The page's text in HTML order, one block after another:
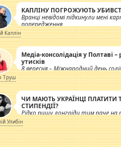
КАПЛІНУ ПОГРОЖУЮТЬ
Вранці невідомі підкинули мені
попередження
Каплін
Медіа-консолідація у Полтаві
утисків
8 вересня – Міжнародний день
журналістів.
Труш
ЧИ МАЮТЬ УКРАЇНЦІ ПЛАТИТИ
СТИПЕНДІЇ?
Рідко пишу лонгріди тим паче на
але вже просто дістало!
інсенуації навколо
Штучно роздувається ще одна
катастрофа.
Улибін